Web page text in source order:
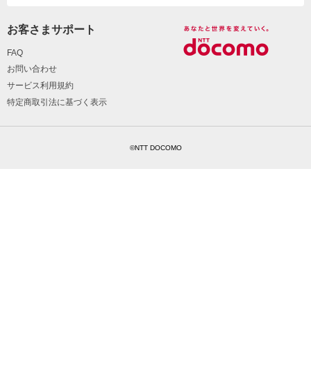
お客さまサポート
FAQ
お問い合わせ
サービス利用規約
特定商取引法に基づく表示
©NTT DOCOMO